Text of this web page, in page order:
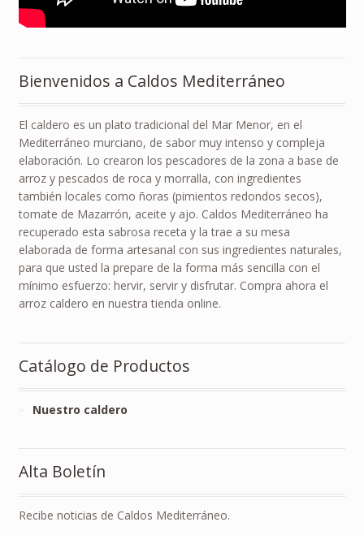
Bienvenidos a Caldos Mediterráneo
El caldero es un plato tradicional del Mar Menor, en el
Mediterráneo murciano, de sabor muy intenso y compleja
elaboración. Lo crearon los pescadores de la zona a base de
arroz y pescados de roca y morralla, con ingredientes
también locales como ñoras (pimientos redondos secos),
tomate de Mazarrón, aceite y ajo. Caldos Mediterráneo ha
recuperado esta sabrosa receta y la trae a su mesa
elaborada de forma artesanal con sus ingredientes naturales,
para que usted la prepare de la forma más sencilla con el
mínimo esfuerzo: hervir, servir y disfrutar. Compra ahora el
arroz caldero en nuestra tienda online.
Catálogo de Productos
Nuestro caldero
Alta Boletín
Recibe noticias de Caldos Mediterráneo.